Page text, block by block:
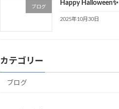
ブログ
Happy Halloween✨
2025年10月30日
カテゴリー
ブログ